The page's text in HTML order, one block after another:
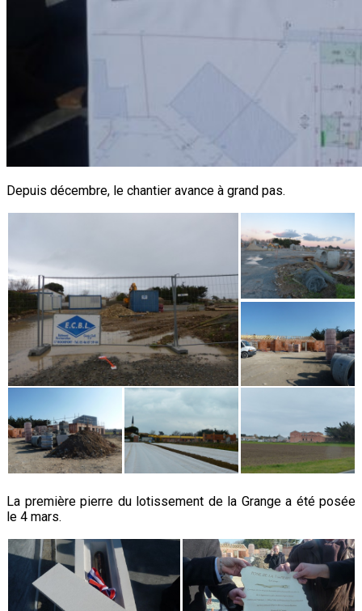
Depuis décembre, le chantier avance à grand pas.
La première pierre du lotissement de la Grange a été posée
le 4 mars.